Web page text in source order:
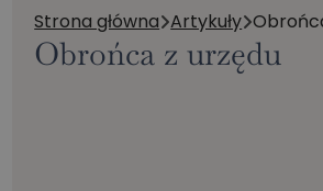
Strona główna Artykuły
Obrońca z urzędu